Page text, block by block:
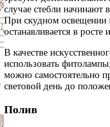
случае стебли начинают
При скудном освещении
останавливается в росте
В качестве
использовать
можно самостоятельно
световой день до
Полив